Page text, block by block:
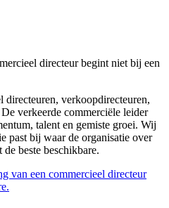
directeur begint niet bij een
directeuren, verkoopdirecteuren,
verkeerde commerciële leider
talent en gemiste groei. Wij
past bij waar de organisatie over
beste beschikbare.
van een commercieel directeur